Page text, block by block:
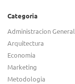
Categoria
Administracion General
Arquitectura
Economia
Marketing
Metodologia